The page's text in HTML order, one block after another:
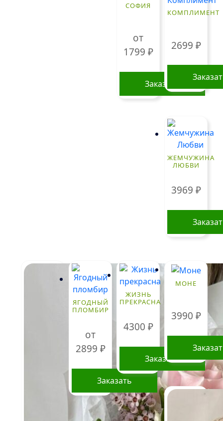
СОФИЯ
от
1799 ₽
Заказать
несколько
вариаций.
странице
КОМПЛИМЕНТ
2699 ₽
ЖЕМЧУЖИНА
ЛЮБВИ
3969 ₽
ЯГОДНЫЙ
ПЛОМБИР
от
2899 ₽
Заказать
Этот
товар
ЖИЗНЬ
ПРЕКРАСНА
4300 ₽
Заказать
МОНЕ
3990 ₽